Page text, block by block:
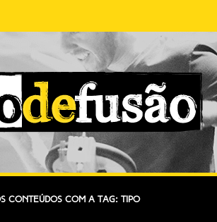
conteúdos com a tag: Tipo